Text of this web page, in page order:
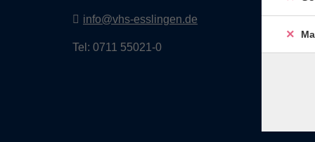
info@vhs-esslingen.de
Tel: 0711 55021-0